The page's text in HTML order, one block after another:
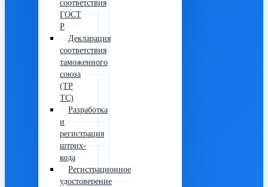
соответствия
ГОСТ
Р
Декларация
соответствия
таможенного
союза
(ТР
ТС)
Разработка
и
регистрация
штрих-
кода
Регистрационное
удостоверение